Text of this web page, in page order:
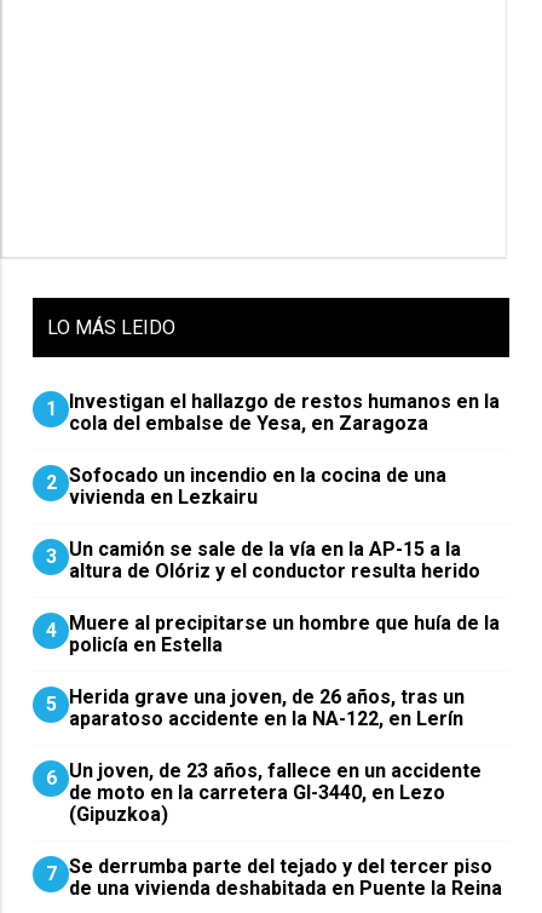
LO MÁS LEIDO
1
Investigan el hallazgo de restos humanos en la
cola del embalse de Yesa, en Zaragoza
2 Sofocado un incendio en la cocina de una
vivienda en Lezkairu
3 Un camión se sale de la vía en la AP-15 a la
altura de Olóriz y el conductor resulta herido
4 Muere al precipitarse un hombre que huía de la
policía en Estella
5 Herida grave una joven, de 26 años, tras un
aparatoso accidente en la NA-122, en Lerín
6 Un joven, de 23 años, fallece en un accidente
de moto en la carretera GI-3440, en Lezo
(Gipuzkoa)
7 Se derrumba parte del tejado y del tercer piso
de una vivienda deshabitada en Puente la Reina